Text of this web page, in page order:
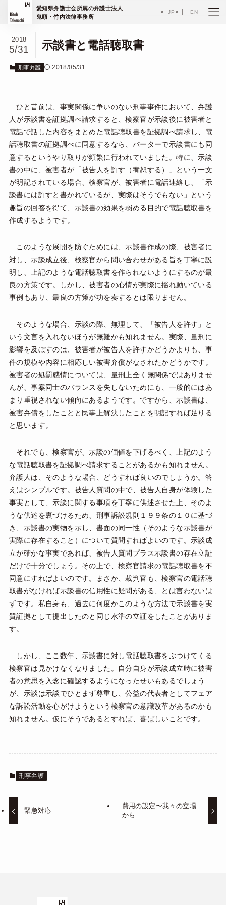
愛知県弁護士会所属の弁護士法人
鬼頭・竹内法律事務所
JP EN
ホーム エッセイ 刑事弁護
示談書と電話聴取書
2018
5/31
刑事弁護 2018/05/31
ひと昔前は、事実関係に争いのない刑事事件において、弁護
人が示談書を証拠調べ請求すると、検察官が示談後に被害者と
電話で話した内容をまとめた電話聴取書を証拠調べ請求し、電
話聴取書の証拠調べに同意するなら、バーターで示談書にも同
意するというやり取りが頻繁に行われていました。特に、示談
書の中に、被害者が「被告人を許す（宥恕する）」という一文
が明記されている場合、検察官が、被害者に電話連絡し、「示
談書には許すと書かれているが、実際はそうでもない」という
趣旨の回答を得て、示談書の効果を弱める目的で電話聴取書を
作成するようです。
このような展開を防ぐためには、示談書作成の際、被害者に
対し、示談成立後、検察官から問い合わせがある旨を丁寧に説
明し、上記のような電話聴取書を作られないようにするのが最
良の方策です。しかし、被害者の心情が実際に揺れ動いている
事例もあり、最良の方策が功を奏するとは限りません。
そのような場合、示談の際、無理して、「被告人を許す」と
いう文言を入れないほうが無難かも知れません。実際、量刑に
影響を及ぼすのは、被害者が被告人を許すかどうかよりも、事
件の規模や内容に相応しい被害弁償がなされたかどうかです。
被害者の処罰感情については、量刑上全く無関係ではありませ
んが、事案同士のバランスを失しないためにも、一般的にはあ
まり重視されない傾向にあるようです。ですから、示談書は、
被害弁償をしたことと民事上解決したことを明記すれば足りる
と思います。
それでも、検察官が、示談の価値を下げるべく、上記のよう
な電話聴取書を証拠調べ請求することがあるかも知れません。
弁護人は、そのような場合、どうすれば良いのでしょうか。答
えはシンプルです。被告人質問の中で、被告人自身が体験した
事実として、示談に関する事項を丁寧に供述させた上、そのよ
うな供述を裏づけるため、刑事訴訟規則１９９条の１０に基づ
き、示談書の実物を示し、書面の同一性（そのような示談書が
実際に存在すること）について質問すればよいのです。示談成
立が確かな事実であれば、被告人質問プラス示談書の存在立証
だけで十分でしょう。その上で、検察官請求の電話聴取書を不
同意にすればよいのです。まさか、裁判官も、検察官の電話聴
取書がなければ示談書の信用性に疑問がある、とは言わないは
ずです。私自身も、過去に何度かこのような方法で示談書を実
質証拠として提出したのと同じ水準の立証をしたことがありま
す。
しかし、ここ数年、示談書に対し電話聴取書をぶつけてくる
検察官は見かけなくなりました。自分自身が示談成立時に被害
者の意思を入念に確認するようになったせいもあるでしょう
が、示談は示談でひとまず尊重し、公益の代表者としてフェア
な訴訟活動を心がけようという検察官の意識改革があるのかも
知れません。仮にそうであるとすれば、喜ばしいことです。
刑事弁護
緊急対応
費用の設定〜我々の立場
から